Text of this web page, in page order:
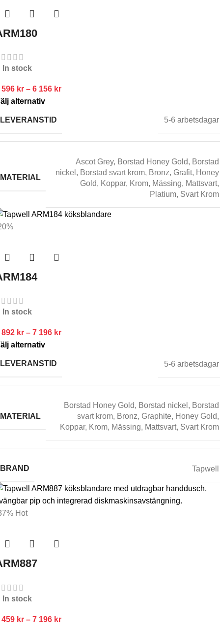
In stock
596 kr – 6 156 kr
alternativ
LEVERANSTID 5-6 arbetsdagar
MATERIAL
Ascot Grey, Borstad Honey Gold, Borstad
nickel , Borstad svart krom, Bronz, Grafit, Honey
Gold, Koppar, Krom, Mässing, Mattsvart,
Platium, Svart Krom
In stock
892 kr – 7 196 kr
alternativ
LEVERANSTID 5-6 arbetsdagar
MATERIAL
Borstad Honey Gold, Borstad nickel , Borstad
svart krom, Bronz, Graphite, Honey Gold,
Koppar, Krom, Mässing, Mattsvart, Svart Krom
BRAND Tapwell
Hot
In stock
459 kr – 7 196 kr